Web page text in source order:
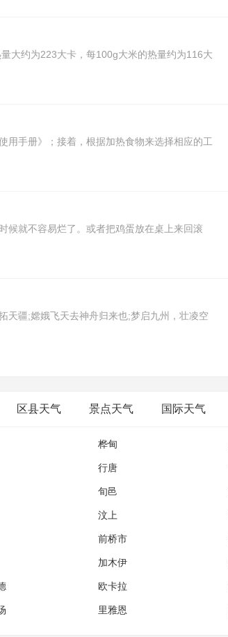
果。
大约为223大卡，每100g大米的热量约为116大
用手册》；接着，根据加热食物来选择相应的工
候就不容易烂了。或者把鸡蛋放在桌上来回滚
就不会烂了。
天疆;嫦娥飞天去神舟归来也;梦启九州，壮凌空
际一流;诚信爱，续世纪航天。
区县天气 景点天气 国际天气
桦甸
行唐
旬邑
汶上
前桥市
加木伊
欧卡拉
里雅恩